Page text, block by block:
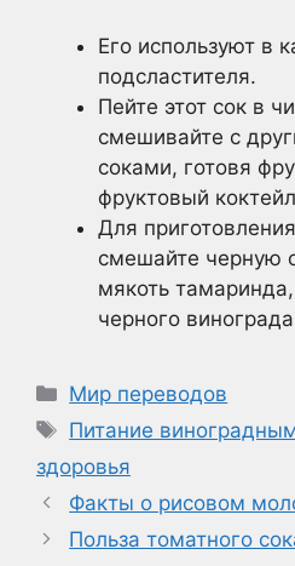
Его используют в
подсластителя.
Пейте этот сок в
смешивайте с
соками, готовя
фруктовый
Для
смешайте черную
мякоть
черного
Рубрики
Мир переводов
Метки
Питание
здоровья
Факты о рисовом
Польза томатного